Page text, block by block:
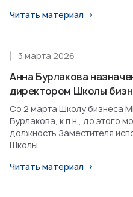
Читать материал
Анна Бурлакова
директором Школы
3 марта 2026
Со 2 марта Школу бизнеса
Бурлакова, к.п.н., до этого
должность Заместителя
Школы.
Читать материал